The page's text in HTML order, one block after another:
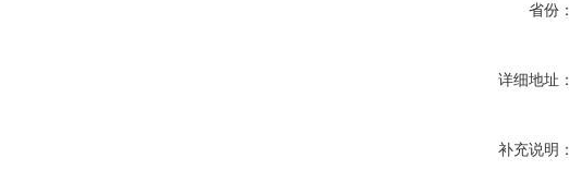
省份：
详细地址：
补充说明：